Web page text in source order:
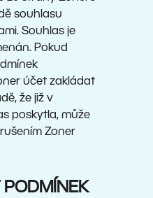
souhlasu
Souhlas je
Pokud
účet zakládat
že již v
poskytla, může
Zoner
PODMÍNEK